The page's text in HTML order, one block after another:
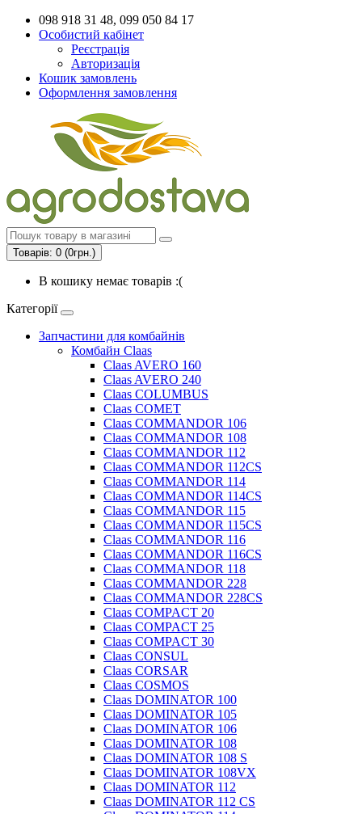
098 918 31 48, 099 050 84 17
Особистий кабінет
Реєстрація
Авторизація
Кошик замовлень
Оформлення замовлення
Товарів: 0 (0грн.)
В кошику немає товарів :(
Категорії
Запчастини для комбайнів
Комбайн Claas
Claas AVERO 160
Claas AVERO 240
Claas COLUMBUS
Claas COMET
Claas COMMANDOR 106
Claas COMMANDOR 108
Claas COMMANDOR 112
Claas COMMANDOR 112CS
Claas COMMANDOR 114
Claas COMMANDOR 114CS
Claas COMMANDOR 115
Claas COMMANDOR 115CS
Claas COMMANDOR 116
Claas COMMANDOR 116CS
Claas COMMANDOR 118
Claas COMMANDOR 228
Claas COMMANDOR 228CS
Claas COMPACT 20
Claas COMPACT 25
Claas COMPACT 30
Claas CONSUL
Claas CORSAR
Claas COSMOS
Claas DOMINATOR 100
Claas DOMINATOR 105
Claas DOMINATOR 106
Claas DOMINATOR 108
Claas DOMINATOR 108 S
Claas DOMINATOR 108VX
Claas DOMINATOR 112
Claas DOMINATOR 112 CS